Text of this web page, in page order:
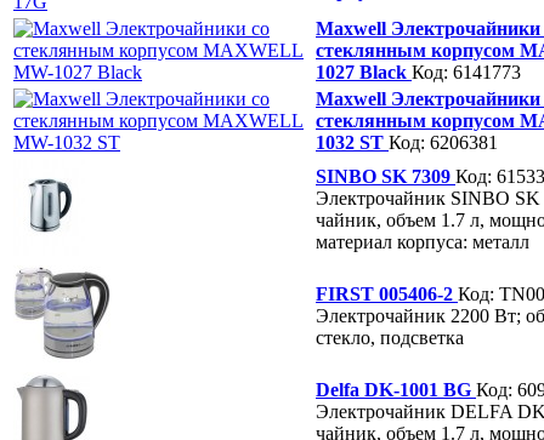
Maxwell Электрочайники
стеклянным корпусом
1027 Black Код: 6141773
Maxwell Электрочайники
стеклянным корпусом
1032 ST Код: 6206381
SINBO SK 7309 Код:
Электрочайник SINBO SK
чайник, объем 1.7 л,
материал корпуса: металл
FIRST 005406-2 Код:
Электрочайник 2200 Вт;
стекло, подсветка
Delfa DK-1001 BG Код:
Электрочайник DELFA
чайник, объем 1.7 л,